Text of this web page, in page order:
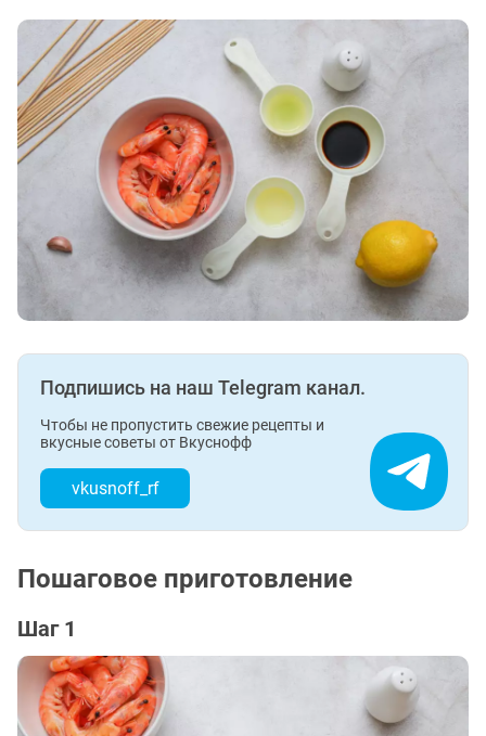
Подпишись на наш Telegram канал.
Чтобы не пропустить свежие рецепты и
вкусные советы от Вкуснофф
vkusnoff_rf
Пошаговое приготовление
Шаг 1